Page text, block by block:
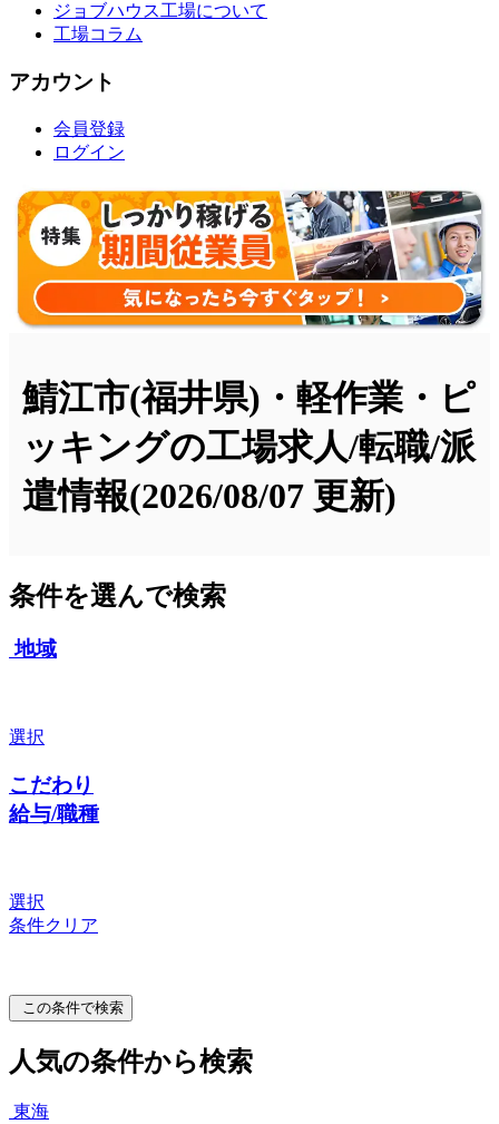
ジョブハウス工場について
工場コラム
アカウント
会員登録
ログイン
鯖江市(福井県)・軽作業・ピ
ッキングの工場求人/転職/派
遣情報(2026/08/07 更新)
条件を選んで検索
地域
選択
こだわり
給与/職種
選択
条件クリア
この条件で検索
人気の条件から検索
東海